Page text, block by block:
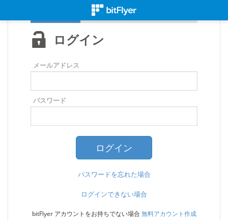
ログイン
メールアドレス
パスワード
パスワードを忘れた場合
ログインできない場合
bitFlyer アカウントをお持ちでない場合 無料アカウント作成